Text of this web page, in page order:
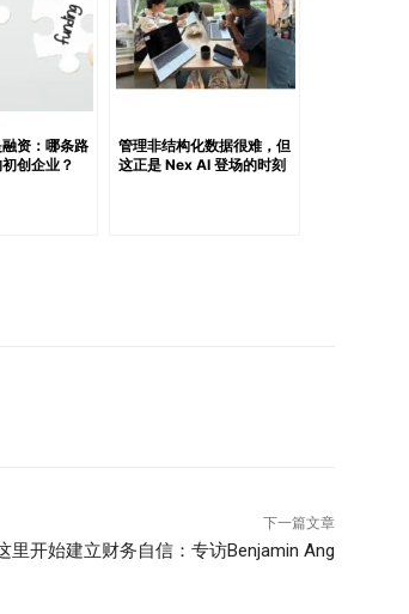
CEO、企业主、高管与团队主管，其
培训，我们还帮助企业将教练理念融入
退休教练”，专为 50…
资：哪条路
创企业？
管理非结构化数据很难，但
这正是 Nex AI 登场的时刻
下一篇文章
里开始建立财务自信：专访Benjamin Ang